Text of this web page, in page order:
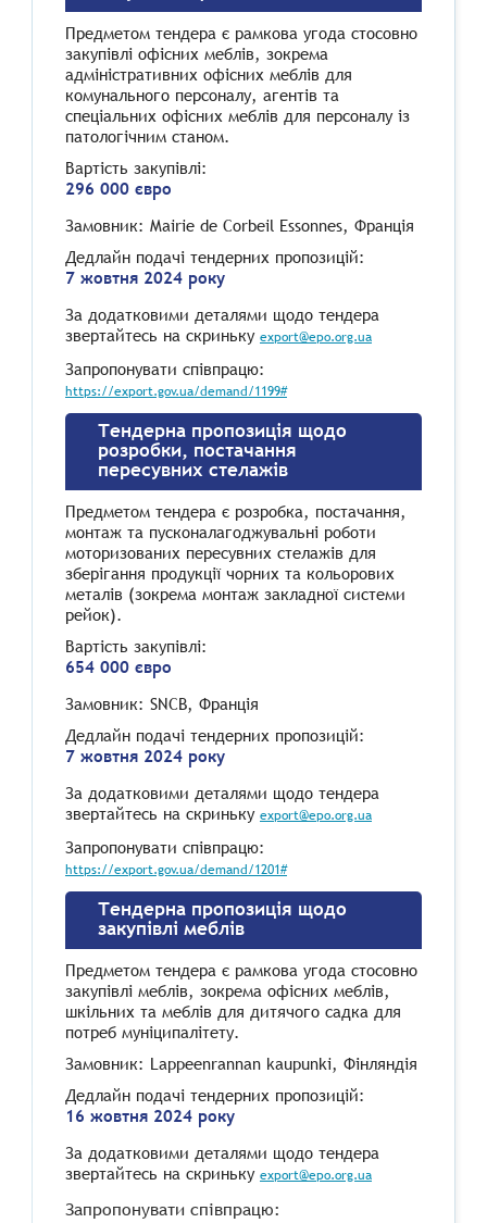
Предметом тендера є рамкова угода стосовно
закупівлі офісних меблів, зокрема
адміністративних офісних меблів для
комунального персоналу, агентів та
спеціальних офісних меблів для персоналу із
патологічним станом.
Вартість закупівлі:
296 000 євро
Замовник: Mairie de Corbeil Essonnes, Франція
Дедлайн подачі тендерних пропозицій:
7 жовтня 2024 року
За додатковими деталями щодо тендера
звертайтесь на скриньку export@epo.org.ua
Запропонувати співпрацю:
https://export.gov.ua/demand/1199#
Тендерна пропозиція щодо
розробки, постачання
пересувних стелажів
Предметом тендера є розробка, постачання,
монтаж та пусконалагоджувальні роботи
моторизованих пересувних стелажів для
зберігання продукції чорних та кольорових
металів (зокрема монтаж закладної системи
рейок).
Вартість закупівлі:
654 000 євро
Замовник: SNCB, Франція
Дедлайн подачі тендерних пропозицій:
7 жовтня 2024 року
За додатковими деталями щодо тендера
звертайтесь на скриньку export@epo.org.ua
Запропонувати співпрацю:
https://export.gov.ua/demand/1201#
Тендерна пропозиція щодо
закупівлі меблів
Предметом тендера є рамкова угода стосовно
закупівлі меблів, зокрема офісних меблів,
шкільних та меблів для дитячого садка для
потреб муніципалітету.
Замовник: Lappeenrannan kaupunki, Фінляндія
Дедлайн подачі тендерних пропозицій:
16 жовтня 2024 року
За додатковими деталями щодо тендера
звертайтесь на скриньку export@epo.org.ua
Запропонувати співпрацю: